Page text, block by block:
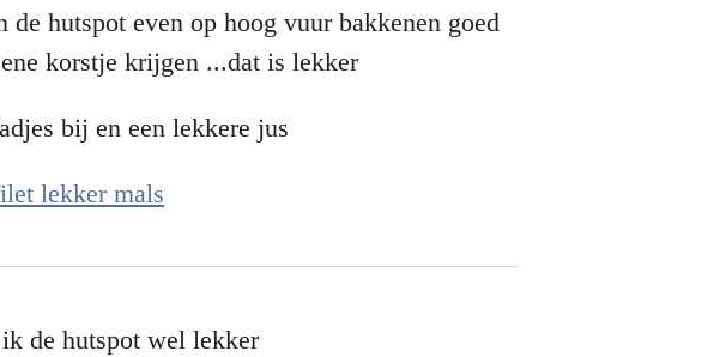
de hutspot even op hoog vuur bakkenen goed
korstje krijgen ...dat is lekker
bij en een lekkere jus
lekker mals
de hutspot wel lekker